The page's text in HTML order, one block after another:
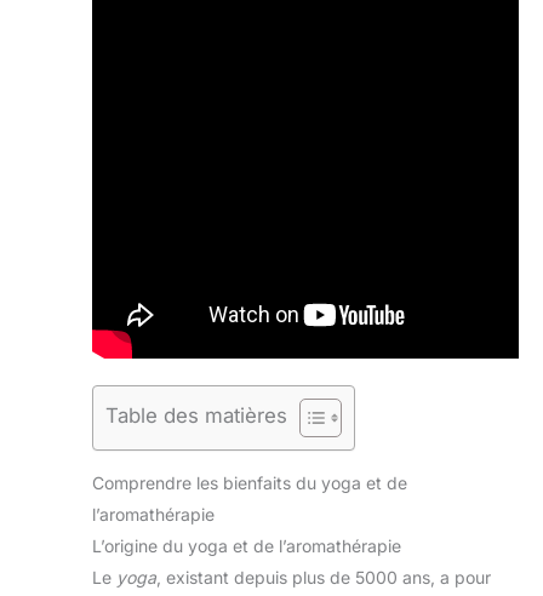
Table des matières
Comprendre les bienfaits du yoga et de
l’aromathérapie
L’origine du yoga et de l’aromathérapie
Le yoga , existant depuis plus de 5000 ans, a pour